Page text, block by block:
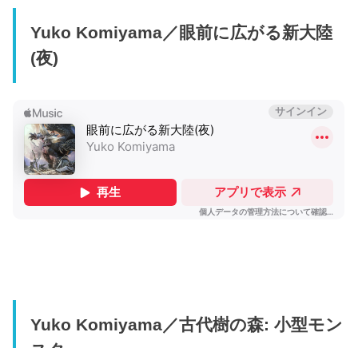
Yuko Komiyama／眼前に広がる新大陸
(夜)
Yuko Komiyama／古代樹の森: 小型モン